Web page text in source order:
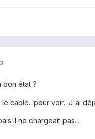
bon état ?
cable...pour voir.. J'ai
il ne chargeait pas...